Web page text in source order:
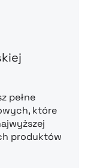
pełne
które
produktów